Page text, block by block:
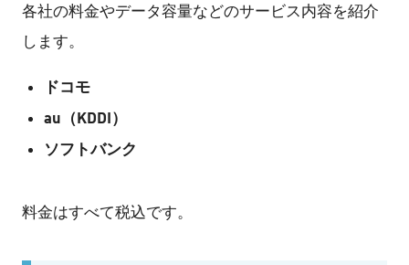
各社の料金やデータ容量などのサービス内容を紹介
します。
ドコモ
au（KDDI）
ソフトバンク
料金はすべて税込です。